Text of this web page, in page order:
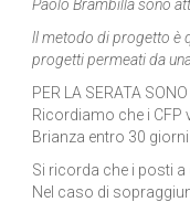
Paolo Brambilla sono
ll metodo di progetto è
progetti permeati da
PER LA SERATA
Ricordiamo che i CFP
Brianza entro 30
Si ricorda che i posti
Nel caso di